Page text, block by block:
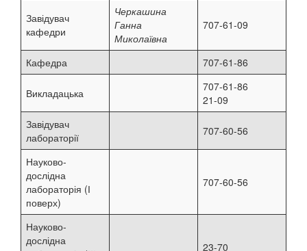
Завідувач
кафедри
Черкашина
Ганна
Миколаївна
707-61-09
Кафедра 707-61-86
Викладацька
707-61-86
21-09
Завідувач
лабораторії
707-60-56
Науково-
дослідна
лабораторія (І
поверх)
707-60-56
Науково-
дослідна
23-70